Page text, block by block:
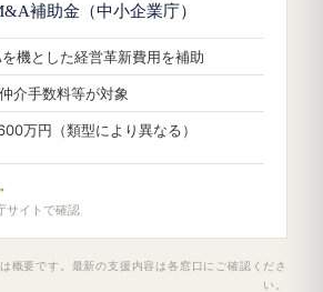
補助金（中小企業庁）
機とした経営革新費用を補助
介手数料等が対象
万円（類型により異なる）
サイトで確認
概要です。最新の支援内容は各窓口にご確認くださ
い。